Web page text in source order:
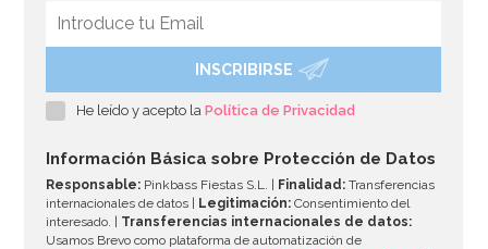
INSCRIBIRSE
He leído y acepto laPolítica de Privacidad
Información Básica sobre Protección de Datos
Responsable: Pinkbass Fiestas S.L. | Finalidad: Transferencias
internacionales de datos |
Legitimación: Consentimiento del
interesado. | Transferencias internacionales de datos:
Usamos Brevo como plataforma de automatización de